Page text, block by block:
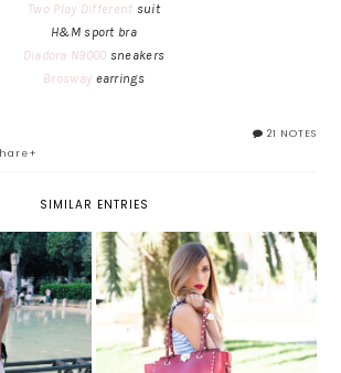
Two Play Different suit
H&M sport bra
Diadora N9000 sneakers
Brosway earrings
21 NOTES
SIMILAR ENTRIES
LA
TOP IN
BAGINNING REVIEW: BORSA
DA GIORNO ROSSA CON
BORCHIE